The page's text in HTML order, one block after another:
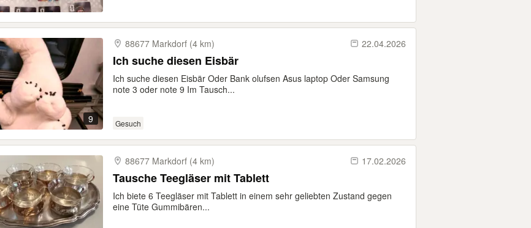
9
88677 Markdorf (4 km) 22.04.2026
Ich suche diesen Eisbär
Ich suche diesen Eisbär Oder Bank olufsen Asus laptop Oder Samsung
note 3 oder note 9 Im Tausch...
Gesuch
88677 Markdorf (4 km) 17.02.2026
Tausche Teegläser mit Tablett
Ich biete 6 Teegläser mit Tablett in einem sehr geliebten Zustand gegen
eine Tüte Gummibären...